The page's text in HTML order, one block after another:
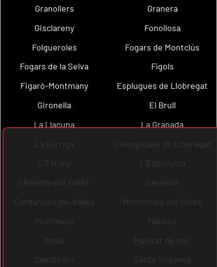
Granollers
Granera
Gisclareny
Fonollosa
Folgueroles
Fogars de Montclús
Fogars de la Selva
Fígols
Figaró-Montmany
Esplugues de Llobregat
Gironella
El Brull
La Llacuna
La Granada
La Garriga
L´Hospitalet de Llobregat
L´Estany
L´Espunyola
l´Ametlla del Vallès
Cervelló
Cerdanyola del Vallès
Montornès del Vallès
Montmeló
Manlleu
Malla
Malgrat de Mar
Santpedor
Santa Susanna